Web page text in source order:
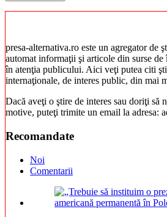
presa-alternativa.ro este un agregator de
automat informaţii şi articole din surse de
în atenţia publicului. Aici veţi putea citi
internaţionale, de interes public, din mai
Dacă aveţi o ştire de interes sau doriţi să
motive, puteţi trimite un email la adresa:
Recomandate
Noi
Comentarii